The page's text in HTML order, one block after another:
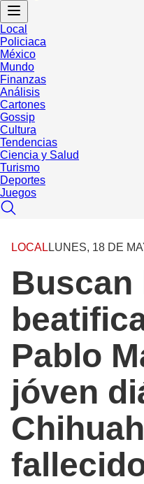
Local
Policiaca
México
Mundo
Finanzas
Análisis
Cartones
Gossip
Cultura
Tendencias
Ciencia y Salud
Turismo
Deportes
Juegos
LOCAL LUNES, 18 DE
Buscan
Pablo
jóven